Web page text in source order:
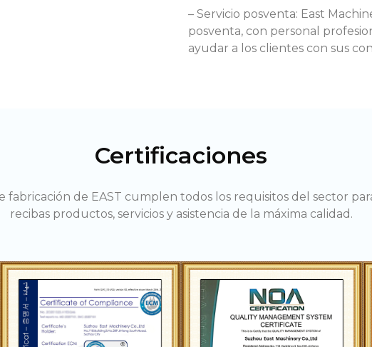
– Servicio posventa: East
posventa, con personal
ayudar a los clientes con sus
Certificaciones
fabricación de EAST cumplen todos los requisitos del sector
recibas productos, servicios y asistencia de la máxima calidad.